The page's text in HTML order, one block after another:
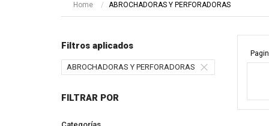
Home ABROCHADORAS Y PERFORADORAS
Filtros aplicados
ABROCHADORAS Y PERFORADORAS
FILTRAR POR